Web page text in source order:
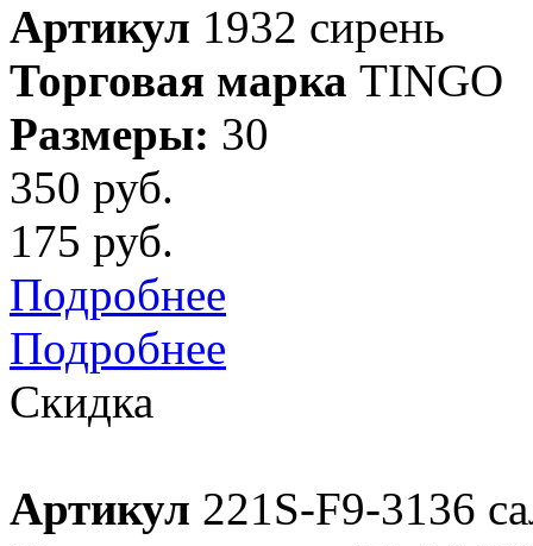
Артикул 1932 сирень
Торговая марка TINGO
Размеры: 30
350 руб.
175 руб.
Подробнее
Подробнее
Скидка
Артикул 221S-F9-3136